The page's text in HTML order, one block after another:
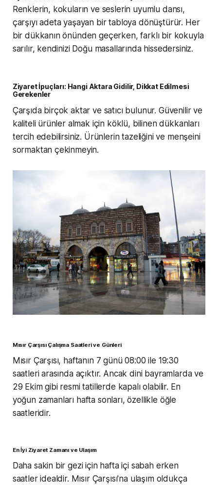
Renklerin, kokuların ve seslerin uyumlu dansı,
çarşıyı adeta yaşayan bir tabloya dönüştürür. Her
bir dükkanın önünden geçerken, farklı bir kokuyla
sarılır, kendinizi Doğu masallarında hissedersiniz.
Ziyaret İpuçları: Hangi Aktara Gidilir, Dikkat Edilmesi
Gerekenler
Çarşıda birçok aktar ve satıcı bulunur. Güvenilir ve
kaliteli ürünler almak için köklü, bilinen dükkanları
tercih edebilirsiniz. Ürünlerin tazeliğini ve menşeini
sormaktan çekinmeyin.
Mısır Çarşısı Çalışma Saatleri ve Günleri
Mısır Çarşısı, haftanın 7 günü 08:00 ile 19:30
saatleri arasında açıktır. Ancak dini bayramlarda ve
29 Ekim gibi resmi tatillerde kapalı olabilir. En
yoğun zamanları hafta sonları, özellikle öğle
saatleridir.
En İyi Ziyaret Zamanı ve Ulaşım
Daha sakin bir gezi için hafta içi sabah erken
saatler idealdir. Mısır Çarşısı'na ulaşım oldukça